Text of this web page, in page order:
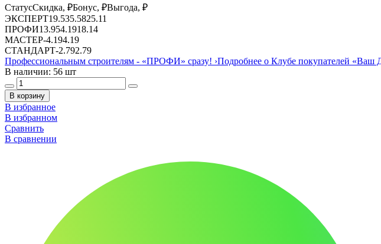
СтатусСкидка, ₽Бонус, ₽Выгода, ₽
ЭКСПЕРТ19.535.5825.11
ПРОФИ13.954.1918.14
МАСТЕР-4.194.19
СТАНДАРТ-2.792.79
Профессиональным строителям - «ПРОФИ» сразу! ›Подробнее о Клубе покупателей «Ваш
В наличии: 56 шт
В корзину
В избранное
В избранном
Сравнить
В сравнении